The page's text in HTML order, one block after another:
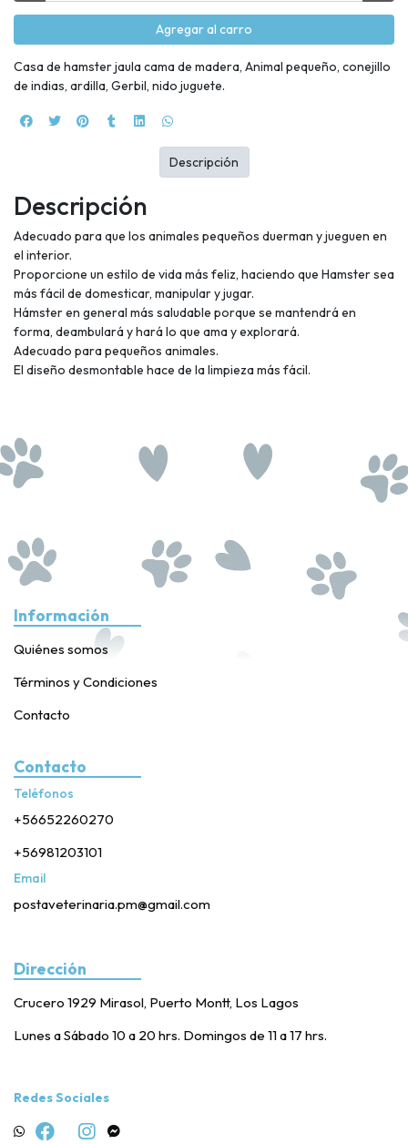
Agregar al carro
Casa de hamster jaula cama de madera, Animal pequeño, conejillo
de indias, ardilla, Gerbil, nido juguete.
Descripción
Adecuado para que los animales pequeños duerman y jueguen en
el interior.
Proporcione un estilo de vida más feliz, haciendo que Hamster sea
más fácil de domesticar, manipular y jugar.
Hámster en general más saludable porque se mantendrá en
forma, deambulará y hará lo que ama y explorará.
Adecuado para pequeños animales.
El diseño desmontable hace de la limpieza más fácil.
Descripción
Información
Quiénes somos
Términos y Condiciones
Contacto
Contacto
Teléfonos
+56652260270
+56981203101
Email
postaveterinaria.pm@gmail.com
Dirección
Crucero 1929 Mirasol, Puerto Montt, Los Lagos
Lunes a Sábado 10 a 20 hrs. Domingos de 11 a 17 hrs.
Redes Sociales